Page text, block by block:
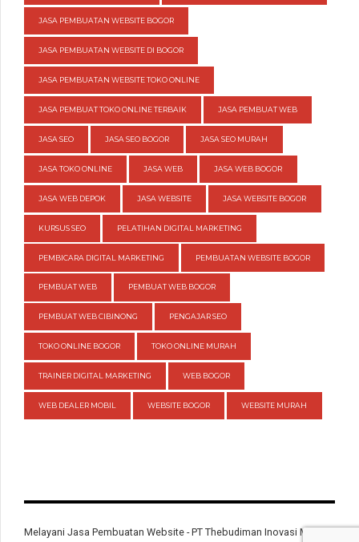
JASA PEMBUATAN WEBSITE BOGOR
JASA PEMBUATAN WEBSITE DI BOGOR
JASA PEMBUATAN WEBSITE TOKO ONLINE
JASA PEMBUAT TOKO ONLINE TERBAIK JASA PEMBUAT WEB
JASA SEO JASA SEO BOGOR JASA SEO MURAH
JASA TOKO ONLINE JASA WEB JASA WEB BOGOR
JASA WEB DEPOK JASA WEBSITE JASA WEBSITE BOGOR
KURSUS SEO PELATIHAN DIGITAL MARKETING
PEMBICARA DIGITAL MARKETING PEMBUATAN WEBSITE BOGOR
PEMBUAT WEB PEMBUAT WEB BOGOR
PEMBUAT WEB CIBINONG PENGAJAR SEO
TOKO ONLINE BOGOR TOKO ONLINE MURAH
TRAINER DIGITAL MARKETING WEB BOGOR
WEB DEALER MOBIL WEBSITE BOGOR WEBSITE MURAH
Melayani Jasa Pembuatan Website - PT Thebudiman Inovasi Mandiri